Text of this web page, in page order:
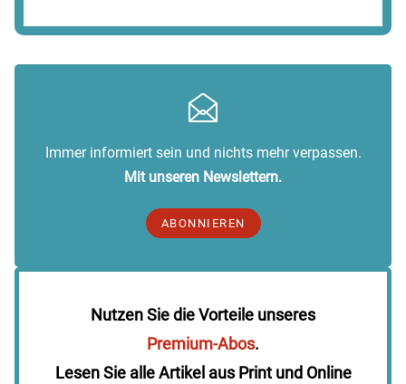
Immer informiert sein und nichts mehr verpassen.
Mit unseren Newslettern.
ABONNIEREN
Nutzen Sie die Vorteile unseres
Premium-Abos.
Lesen Sie alle Artikel aus Print und Online